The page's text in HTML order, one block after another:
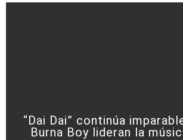
“Dai Dai” continúa
Burna Boy lideran la